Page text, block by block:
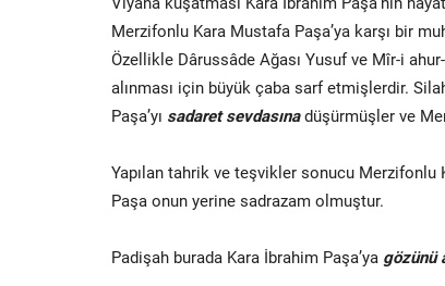
Merzifonlu Kara Mustafa Paşa’ya karşı bir
Özellikle Dârussâde Ağası Yusuf ve Mîr-i
alınması için büyük çaba sarf etmişlerdir.
Paşa’yı sadaret sevdasına düşürmüşler ve
Yapılan tahrik ve teşvikler sonucu Merzifonlu
Paşa onun yerine sadrazam olmuştur.
Padişah burada Kara İbrahim Paşa’ya gözünü